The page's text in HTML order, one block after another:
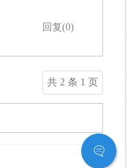
回复(0)
共 2 条 1 页